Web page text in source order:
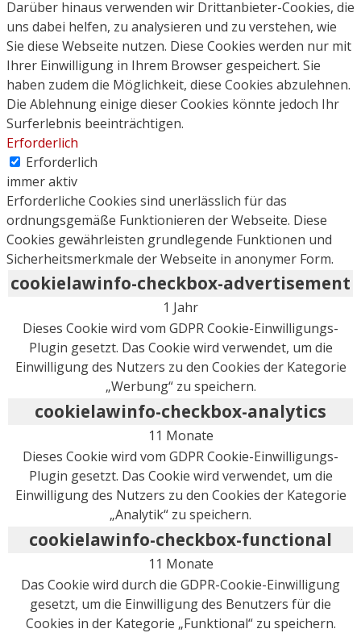
Darüber hinaus verwenden wir Drittanbieter-Cookies, die
uns dabei helfen, zu analysieren und zu verstehen, wie
Sie diese Webseite nutzen. Diese Cookies werden nur mit
Ihrer Einwilligung in Ihrem Browser gespeichert. Sie
haben zudem die Möglichkeit, diese Cookies abzulehnen.
Die Ablehnung einige dieser Cookies könnte jedoch Ihr
Surferlebnis beeinträchtigen.
Erforderlich
Erforderlich
immer aktiv
Erforderliche Cookies sind unerlässlich für das
ordnungsgemäße Funktionieren der Webseite. Diese
Cookies gewährleisten grundlegende Funktionen und
Sicherheitsmerkmale der Webseite in anonymer Form.
cookielawinfo-checkbox-advertisement
1 Jahr
Dieses Cookie wird vom GDPR Cookie-Einwilligungs-
Plugin gesetzt. Das Cookie wird verwendet, um die
Einwilligung des Nutzers zu den Cookies der Kategorie
„Werbung“ zu speichern.
cookielawinfo-checkbox-analytics
11 Monate
Dieses Cookie wird vom GDPR Cookie-Einwilligungs-
Plugin gesetzt. Das Cookie wird verwendet, um die
Einwilligung des Nutzers zu den Cookies der Kategorie
„Analytik“ zu speichern.
cookielawinfo-checkbox-functional
11 Monate
Das Cookie wird durch die GDPR-Cookie-Einwilligung
gesetzt, um die Einwilligung des Benutzers für die
Cookies in der Kategorie „Funktional“ zu speichern.